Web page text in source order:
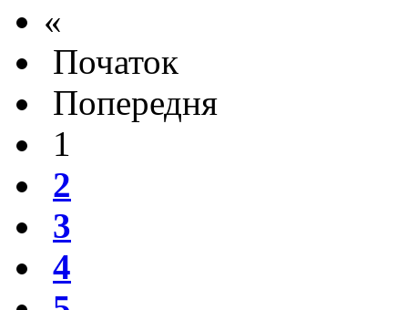
«
Початок
Попередня
1
2
3
4